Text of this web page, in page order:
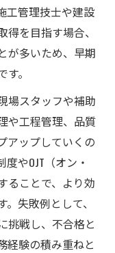
工管理技士や建設
を目指す場合、
が多いため、早期
。
場スタッフや補助
や工程管理、品質
アップしていくの
やOJT（オン・
ることで、より効
失敗例として、
挑戦し、不合格と
経験の積み重ねと